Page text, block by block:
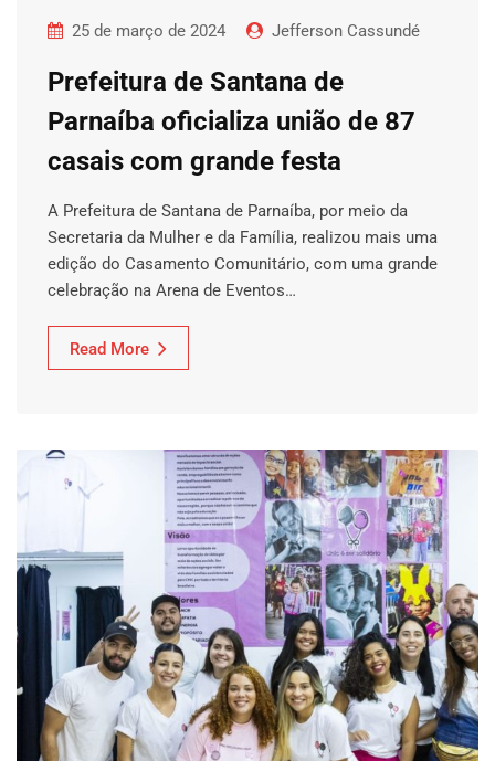
25 de março de 2024 Jefferson Cassundé
Prefeitura de Santana de
Parnaíba oficializa união de 87
casais com grande festa
A Prefeitura de Santana de Parnaíba, por meio da
Secretaria da Mulher e da Família, realizou mais uma
edição do Casamento Comunitário, com uma grande
celebração na Arena de Eventos…
Read More